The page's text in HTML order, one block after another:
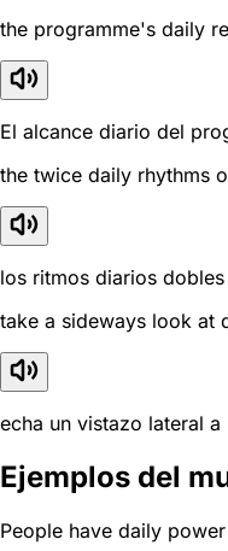
the programme's daily
El alcance diario del
the twice daily rhythms
los ritmos diarios
take a sideways look at
echa un vistazo lateral
Ejemplos del
People have daily